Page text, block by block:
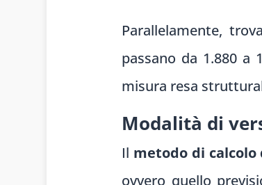
Parallelamente,
passano da 1.880 a
misura resa
Modalità di
Il metodo di calcolo
ovvero quello